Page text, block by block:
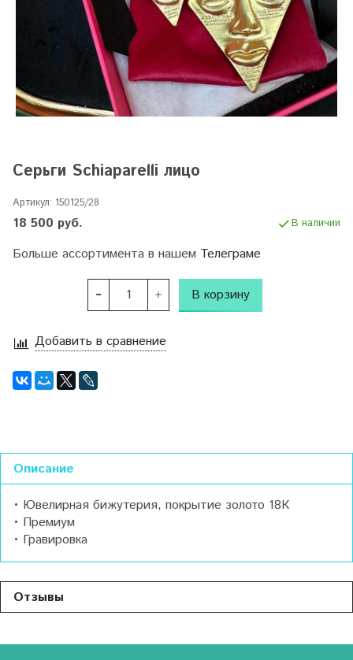
Серьги Schiaparelli лицо
Артикул: 150125/28
18 500 руб. В наличии
Больше ассортимента в нашем Телеграме
В корзину
Добавить в сравнение
Описание
• Ювелирная бижутерия, покрытие золото 18К
• Премиум
• Гравировка
Отзывы